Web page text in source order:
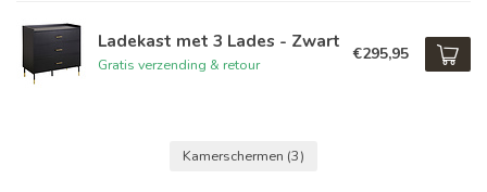
Ladekast met 3 Lades - Zwart
Gratis verzending & retour
€295,95
Kamerschermen (3)